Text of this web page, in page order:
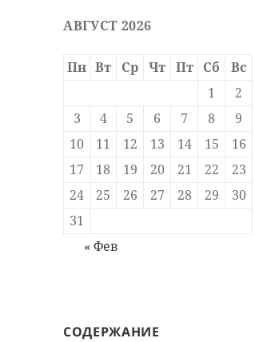
АВГУСТ 2026
Пн Вт Ср Чт Пт Сб
Вс
1
2
3
4 5 6 7 8
9
10
11 12 13 14 15
16
17
18 19 20 21 22
23
24
25 26 27 28 29
30
31
« Фев
СОДЕРЖАНИЕ